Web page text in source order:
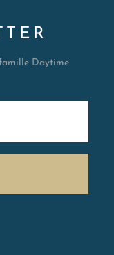
Daytime